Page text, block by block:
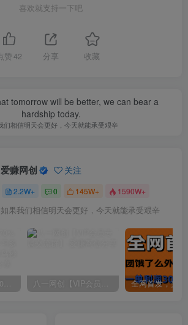
喜欢就支持一下吧
赞 42 分享 收藏
tomorrow will be better, we can bear a
hardship today.
们相信明天会更好，今天就能承受艰辛
爱赚网创 关注
2.2W+ 0 145W+ 1590W+
如果我们相信明天会更好，今天就能承受艰辛
加入VIP会员，享70%的推广提成，免费学习多种网上创业课程，菜鸟秒变大神！ 八一网创【VIP会员专属交流群】